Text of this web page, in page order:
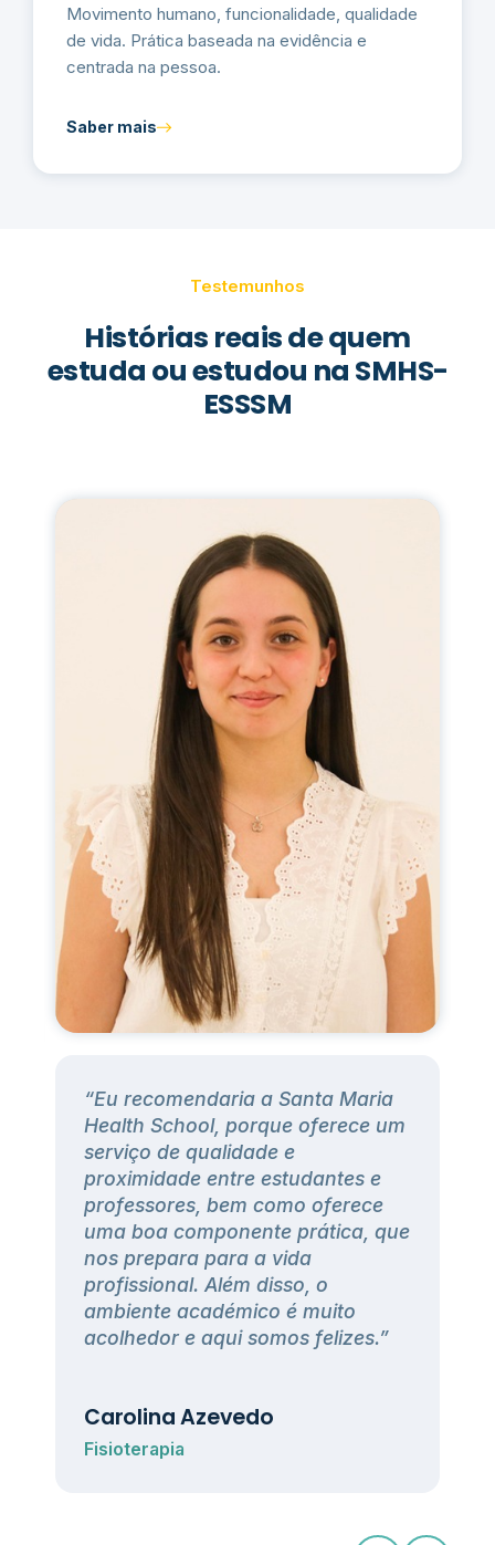
Movimento humano, funcionalidade, qualidade
de vida. Prática baseada na evidência e
centrada na pessoa.
Saber mais
Testemunhos
Histórias reais de quem
estuda ou estudou na SMHS-
ESSSM
“Eu recomendaria a Santa Maria
Health School, porque oferece um
serviço de qualidade e
proximidade entre estudantes e
professores, bem como oferece
uma boa componente prática, que
nos prepara para a vida
profissional. Além disso, o
ambiente académico é muito
acolhedor e aqui somos felizes.”
Carolina Azevedo
Fisioterapia